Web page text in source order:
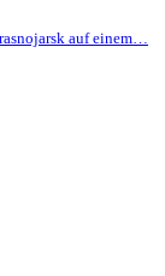
auf einem…